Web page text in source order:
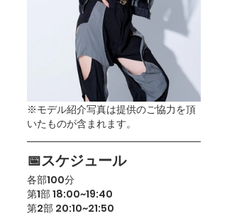
※モデル紹介写真は提供のご協力を頂
いたものが含まれます。
📅スケジュール
各部100分
第1部 18:00~19:40
第2部 20:10~21:50